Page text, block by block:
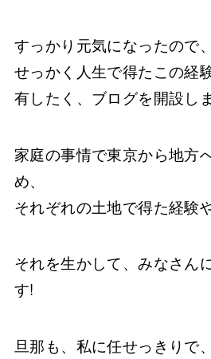
すっかり元気になったので、
せっかく人生で得たこの経
有したく、ブログを開設し
家庭の事情で東京から地方
め、
それぞれの土地で得た経験
それを生かして、みなさん
す!
旦那も、私に任せっきりで